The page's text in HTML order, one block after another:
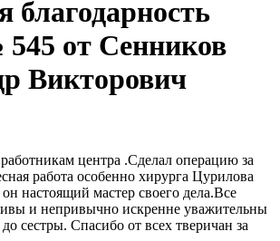
благодарность
от Сенников
Викторович
центра .Сделал операцию за
работа особенно хирурга Цурилова
настоящий мастер своего дела.Все
и непривычно искренне уважительны
сестры. Спасибо от всех тверичан за